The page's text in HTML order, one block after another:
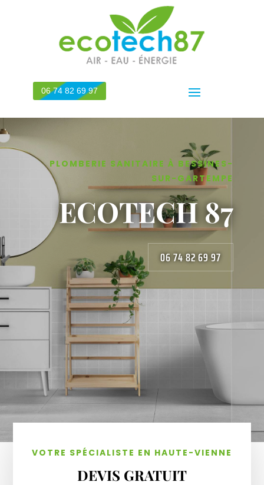
06 74 82 69 97
PLOMBERIE SANITAIRE À BESSINES-
SUR-GARTEMPE
ECOTECH 87
06 74 82 69 97
VOTRE SPÉCIALISTE EN HAUTE-VIENNE
DEVIS GRATUIT